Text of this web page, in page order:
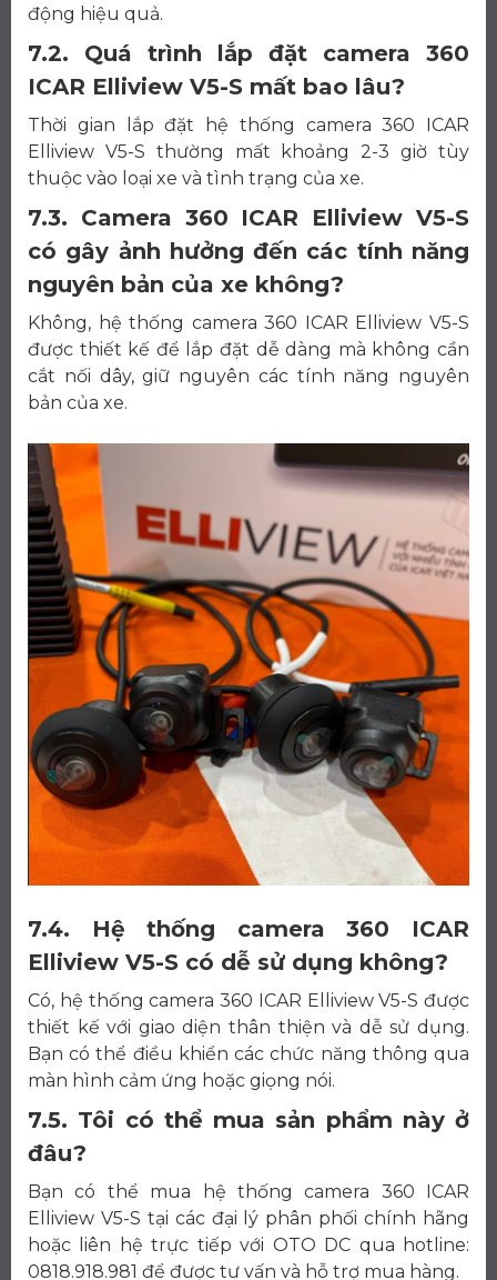
động hiệu quả.
7.2. Quá trình lắp đặt camera 360
ICAR Elliview V5-S mất bao lâu?
Thời gian lắp đặt hệ thống camera 360 ICAR
Elliview V5-S thường mất khoảng 2-3 giờ tùy
thuộc vào loại xe và tình trạng của xe.
7.3. Camera 360 ICAR Elliview V5-S
có gây ảnh hưởng đến các tính năng
nguyên bản của xe không?
Không, hệ thống camera 360 ICAR Elliview V5-S
được thiết kế để lắp đặt dễ dàng mà không cần
cắt nối dây, giữ nguyên các tính năng nguyên
bản của xe.
7.4. Hệ thống camera 360 ICAR
Elliview V5-S có dễ sử dụng không?
Có, hệ thống camera 360 ICAR Elliview V5-S được
thiết kế với giao diện thân thiện và dễ sử dụng.
Bạn có thể điều khiển các chức năng thông qua
màn hình cảm ứng hoặc giọng nói.
7.5. Tôi có thể mua sản phẩm này ở
đâu?
Bạn có thể mua hệ thống camera 360 ICAR
Elliview V5-S tại các đại lý phân phối chính hãng
hoặc liên hệ trực tiếp với OTO DC qua hotline:
0818.918.981 để được tư vấn và hỗ trợ mua hàng.